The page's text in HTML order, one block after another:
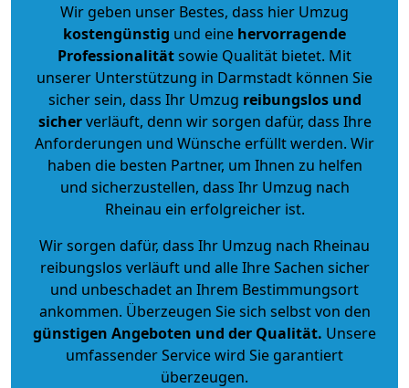
Wir geben unser Bestes, dass hier Umzug
kostengünstig und eine hervorragende
Professionalitätsowie Qualität bietet. Mit
unserer Unterstützung in Darmstadt können Sie
sicher sein, dass Ihr Umzug reibungslos und
sicherverläuft, denn wir sorgen dafür, dass Ihre
Anforderungen und Wünsche erfüllt werden. Wir
haben die besten Partner, um Ihnen zu helfen
und sicherzustellen, dass Ihr Umzug nach
Rheinau ein erfolgreicher ist.
Wir sorgen dafür, dass Ihr Umzug nach Rheinau
reibungslos verläuft und alle Ihre Sachen sicher
und unbeschadet an Ihrem Bestimmungsort
ankommen. Überzeugen Sie sich selbst von den
günstigen Angeboten und der Qualität. Unsere
umfassender Service wird Sie garantiert
überzeugen.